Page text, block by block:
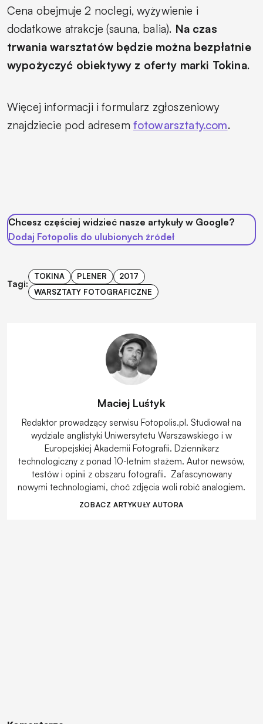
Cena obejmuje 2 noclegi, wyżywienie i
dodatkowe atrakcje (sauna, balia). Na czas
trwania warsztatów będzie można bezpłatnie
wypożyczyć obiektywy z oferty marki Tokina.
Więcej informacji i formularz zgłoszeniowy
znajdziecie pod adresem fotowarsztaty.com.
Chcesz częściej widzieć nasze artykuły w Google?
Dodaj Fotopolis do ulubionych źródeł
Tagi:
TOKINA PLENER
2017
WARSZTATY FOTOGRAFICZNE
Maciej Luśtyk
Redaktor prowadzący serwisu Fotopolis.pl. Studiował na
wydziale anglistyki Uniwersytetu Warszawskiego i w
Europejskiej Akademii Fotografii. Dziennikarz
technologiczny z ponad 10-letnim stażem. Autor newsów,
testów i opinii z obszaru fotografii. Zafascynowany
nowymi technologiami, choć zdjęcia woli robić analogiem.
ZOBACZ ARTYKUŁY AUTORA